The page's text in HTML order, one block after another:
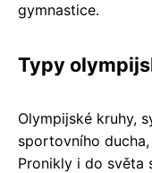
gymnastice.
Typy
Olympijské kruhy,
sportovního
Pronikly i do světa